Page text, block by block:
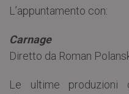
L’appuntamento con:
Carnage
Diretto da Roman
Le ultime produzioni